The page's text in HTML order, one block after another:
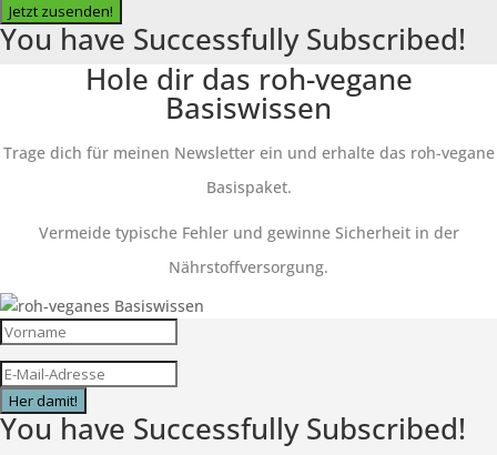
Jetzt zusenden!
You have Successfully Subscribed!
Hole dir das roh-vegane
Basiswissen
Trage dich für meinen Newsletter ein und erhalte das roh-vegane
Basispaket.
Vermeide typische Fehler und gewinne Sicherheit in der
Nährstoffversorgung.
Her damit!
You have Successfully Subscribed!